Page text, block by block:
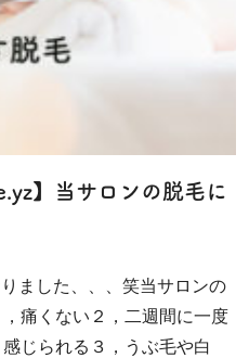
】当サロンの脱毛に
ました、、、笑当サロンの
痛くない２，二週間に一度
じられる３，うぶ毛や白